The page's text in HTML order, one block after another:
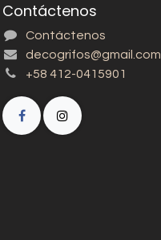
Contáctenos
Contáctenos
decogrifos@gmail.com
+58 412-0415901